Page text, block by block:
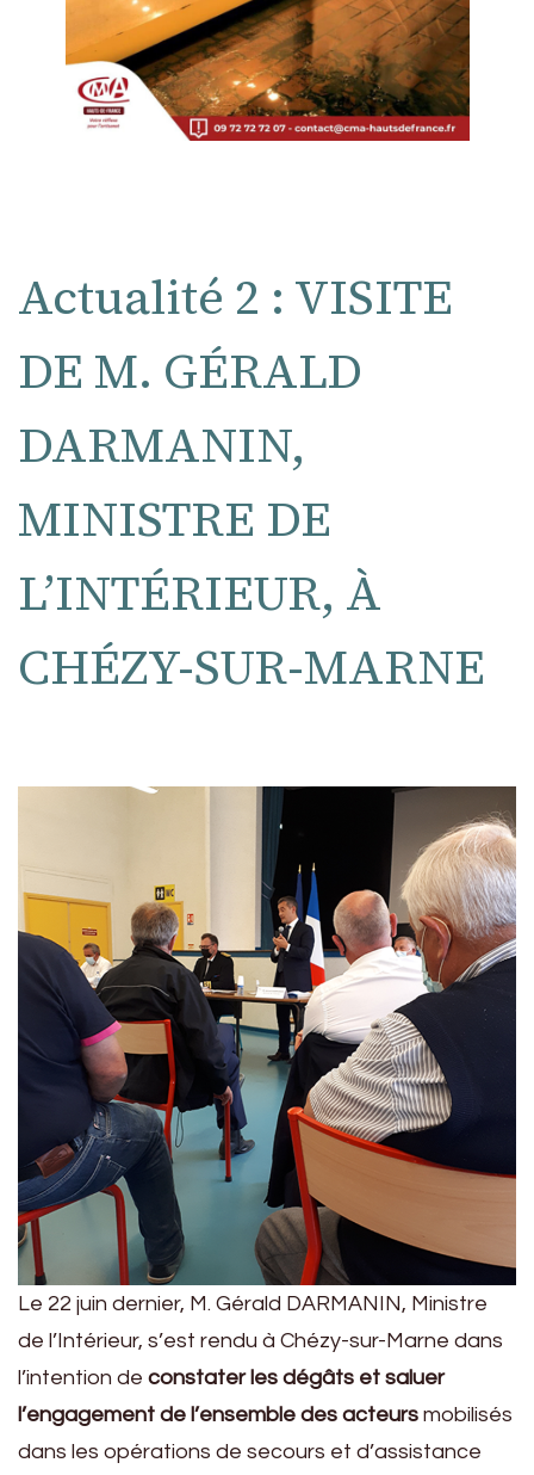
Actualité 2 : VISITE
DE M. GÉRALD
DARMANIN,
MINISTRE DE
L’INTÉRIEUR, À
CHÉZY-SUR-MARNE
Le 22 juin dernier, M. Gérald DARMANIN, Ministre
de l’Intérieur, s’est rendu à Chézy-sur-Marne dans
l’intention de constater les dégâts et saluer
l’engagement de l’ensemble des acteurs mobilisés
dans les opérations de secours et d’assistance